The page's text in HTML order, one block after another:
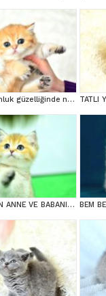
Şampiyonluk güzelliğinde ny11 golden british shorthair
ŞAMPİYON ANNE VE BABANI YAVRUSU NY11 GOLDEN BRİTİSH SHORTHAİR YAVRUMUZ